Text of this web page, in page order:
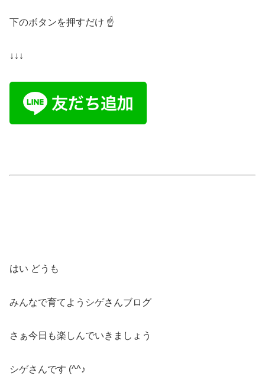
下のボタンを押すだけ ☝️
↓↓↓
はい どうも
みんなで育てようシゲさんブログ
さぁ今日も楽しんでいきましょう
シゲさんです (^^♪